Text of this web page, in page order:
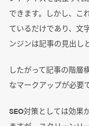
できます。しかし、こ
ているだけであり、文
ンジンは記事の見出し
したがって記事の階層
なマークアップが必要で
SEO対策としては効果